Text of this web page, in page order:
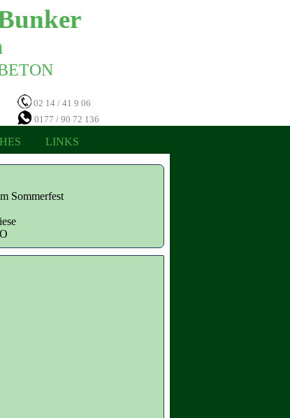
02 14 / 41 9 06
0177 / 90 72 136
LINKS
Sommerfest